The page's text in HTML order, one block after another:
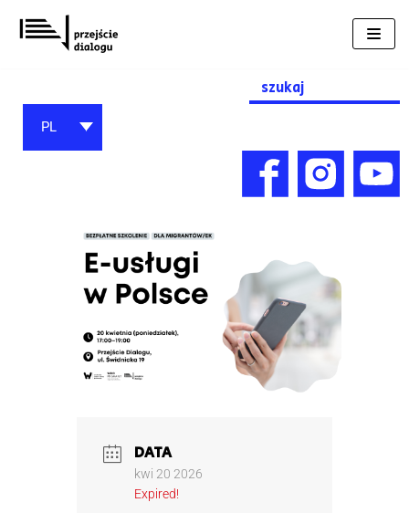
Przejdź
do
Search
for:
PL
DATA
kwi 20 2026
Expired!